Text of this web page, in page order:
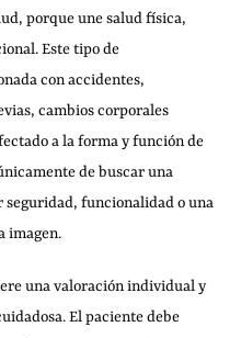
porque une salud física,
Este tipo de
con accidentes,
cambios corporales
a la forma y función de
de buscar una
seguridad, funcionalidad o una
imagen.
una valoración individual y
El paciente debe